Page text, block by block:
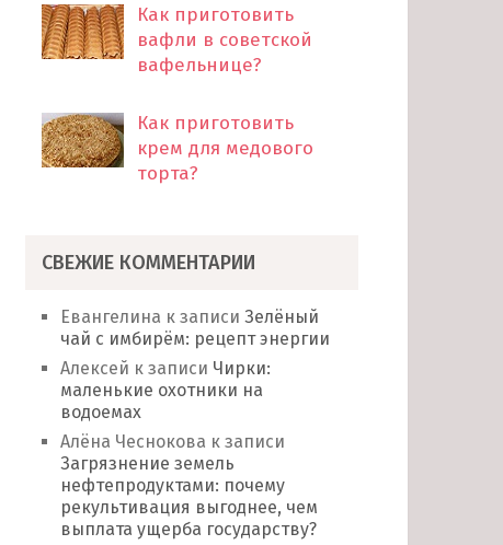
Как приготовить
вафли в советской
вафельнице?
Как приготовить
крем для медового
торта?
СВЕЖИЕ КОММЕНТАРИИ
Евангелина к записиЗелёный
чай с имбирём: рецепт энергии
Алексей к записи Чирки:
маленькие охотники на
водоемах
Алёна Чеснокова к записи
Загрязнение земель
нефтепродуктами: почему
рекультивация выгоднее, чем
выплата ущерба государству?